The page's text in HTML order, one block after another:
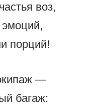
воз,
эмоций,
порций!
—
багаж: